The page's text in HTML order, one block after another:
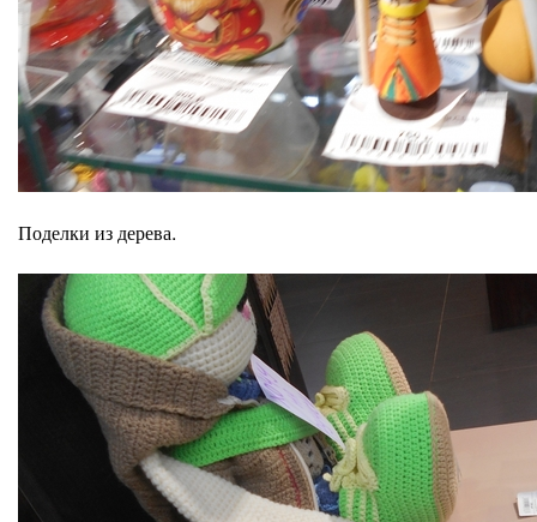
Поделки из дерева.